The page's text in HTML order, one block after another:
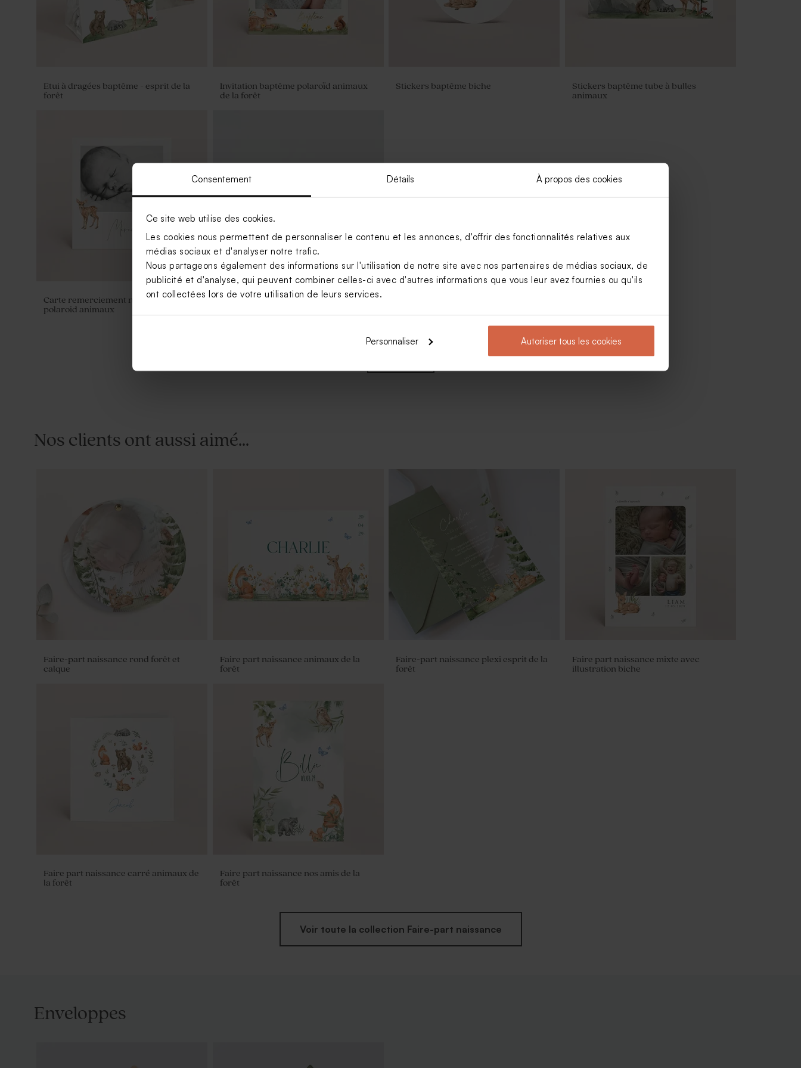
Consentement Détails À propos des cookies
Ce site web utilise des cookies.
Les cookies nous permettent de personnaliser le contenu et les annonces, d'offrir des fonctionnalités relatives aux
médias sociaux et d'analyser notre trafic.
Nous partageons également des informations sur l'utilisation de notre site avec nos partenaires de médias sociaux, de
publicité et d'analyse, qui peuvent combiner celles-ci avec d'autres informations que vous leur avez fournies ou qu'ils
ont collectées lors de votre utilisation de leurs services.
Personnaliser Autoriser tous les cookies
Etui à dragées baptême - esprit de la
forêt
Invitation baptême polaroïd animaux
de la forêt
Stickers baptême biche
Stickers baptême tube à bulles
animaux
Carte remerciement naissance
polaroid animaux
Contenant à dragées transparent rond
Dragées blanches 1 kg (± 240 ex)
Contenant à dragées transparent
Pot en verre strié baptême avec
couvercle en bois
Contenant à dragées transparent
Contenant à dragées transparent rond
baptême petit coeur
Nos clients ont aussi aimé...
Faire-part naissance rond forêt et
calque
Faire part naissance animaux de la
forêt
Faire-part naissance plexi esprit de la
forêt
Faire part naissance mixte avec
illustration biche
Faire part naissance carré animaux de
la forêt
Faire part naissance nos amis de la
forêt
Voir toute la collection Faire-part naissance
Enveloppes